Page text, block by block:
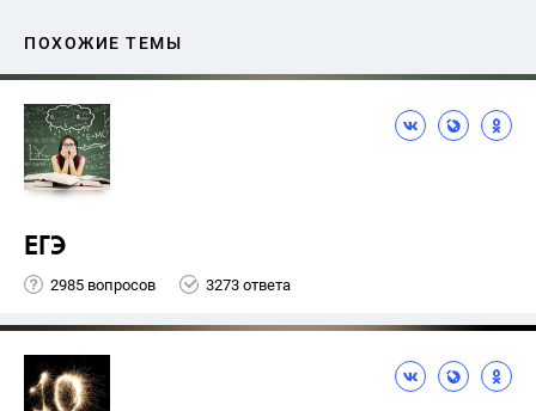
ПОХОЖИЕ ТЕМЫ
ЕГЭ
2985 вопросов 3273 ответа